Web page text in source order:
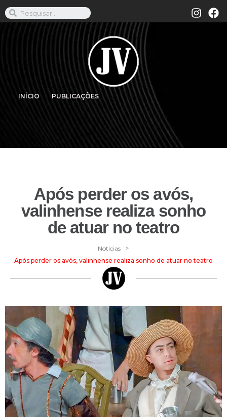
INÍCIO PUBLICAÇÕES
Após perder os avós,
valinhense realiza sonho
de atuar no teatro
Notícias >
Após perder os avós, valinhense realiza sonho de atuar no teatro